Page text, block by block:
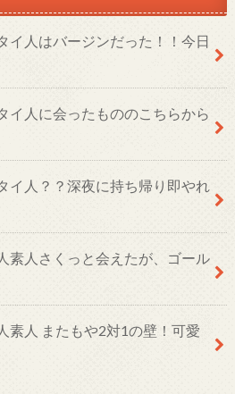
イ人はバージンだった！！今日
イ人に会ったもののこちらから
イ人？？深夜に持ち帰り即やれ
素人さくっと会えたが、ゴール
素人 またもや2対1の壁！可愛